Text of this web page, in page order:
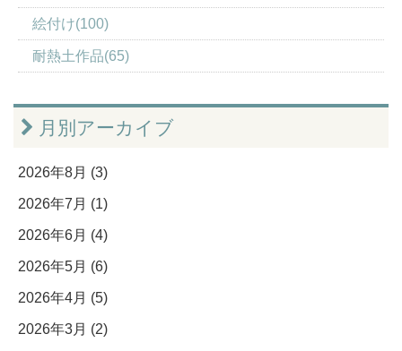
絵付け(100)
耐熱土作品(65)
月別アーカイブ
2026年8月 (3)
2026年7月 (1)
2026年6月 (4)
2026年5月 (6)
2026年4月 (5)
2026年3月 (2)